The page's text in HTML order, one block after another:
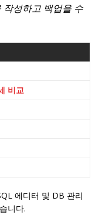
성하고 백업을 수
비교
에디터 및 DB 관리
니다.